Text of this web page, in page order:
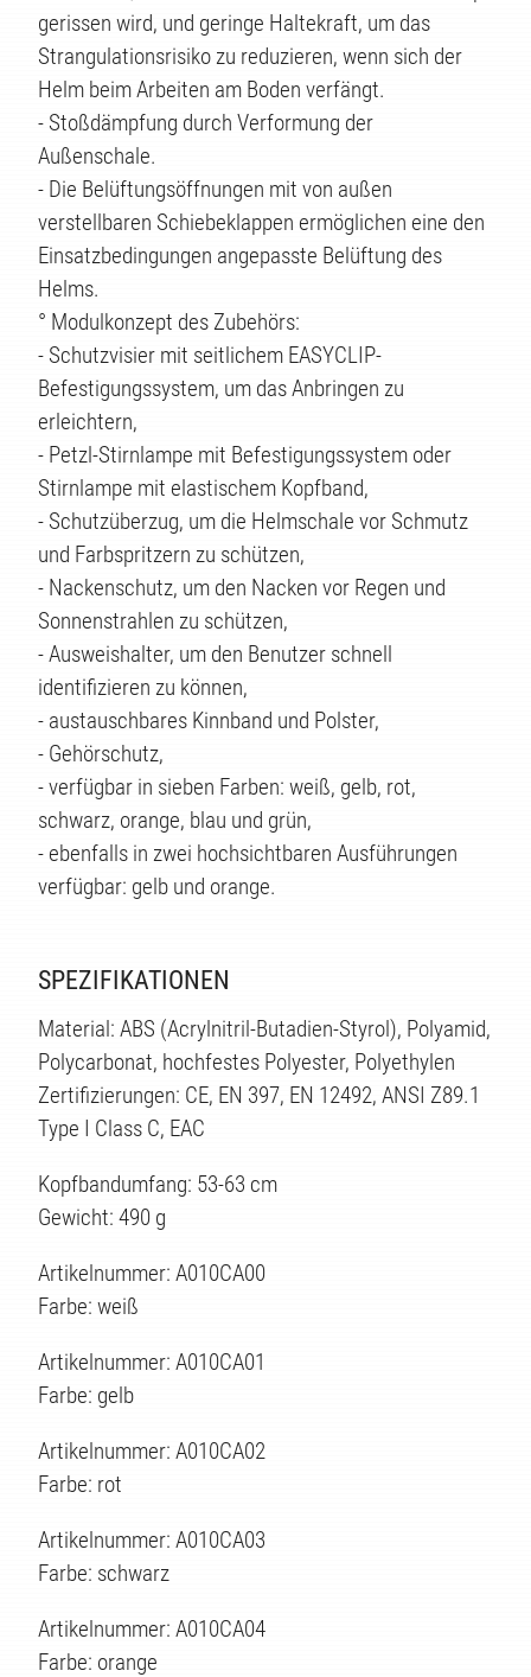
gerissen wird, und geringe Haltekraft, um das
Strangulationsrisiko zu reduzieren, wenn sich der
Helm beim Arbeiten am Boden verfängt.
- Stoßdämpfung durch Verformung der
Außenschale.
- Die Belüftungsöffnungen mit von außen
verstellbaren Schiebeklappen ermöglichen eine den
Einsatzbedingungen angepasste Belüftung des
Helms.
° Modulkonzept des Zubehörs:
- Schutzvisier mit seitlichem EASYCLIP-
Befestigungssystem, um das Anbringen zu
erleichtern,
- Petzl-Stirnlampe mit Befestigungssystem oder
Stirnlampe mit elastischem Kopfband,
- Schutzüberzug, um die Helmschale vor Schmutz
und Farbspritzern zu schützen,
- Nackenschutz, um den Nacken vor Regen und
Sonnenstrahlen zu schützen,
- Ausweishalter, um den Benutzer schnell
identifizieren zu können,
- austauschbares Kinnband und Polster,
- Gehörschutz,
- verfügbar in sieben Farben: weiß, gelb, rot,
schwarz, orange, blau und grün,
- ebenfalls in zwei hochsichtbaren Ausführungen
verfügbar: gelb und orange.
SPEZIFIKATIONEN
Material: ABS (Acrylnitril-Butadien-Styrol), Polyamid,
Polycarbonat, hochfestes Polyester, Polyethylen
Zertifizierungen: CE, EN 397, EN 12492, ANSI Z89.1
Type I Class C, EAC
Kopfbandumfang: 53-63 cm
Gewicht: 490 g
Artikelnummer: A010CA00
Farbe: weiß
Artikelnummer: A010CA01
Farbe: gelb
Artikelnummer: A010CA02
Farbe: rot
Artikelnummer: A010CA03
Farbe: schwarz
Artikelnummer: A010CA04
Farbe: orange